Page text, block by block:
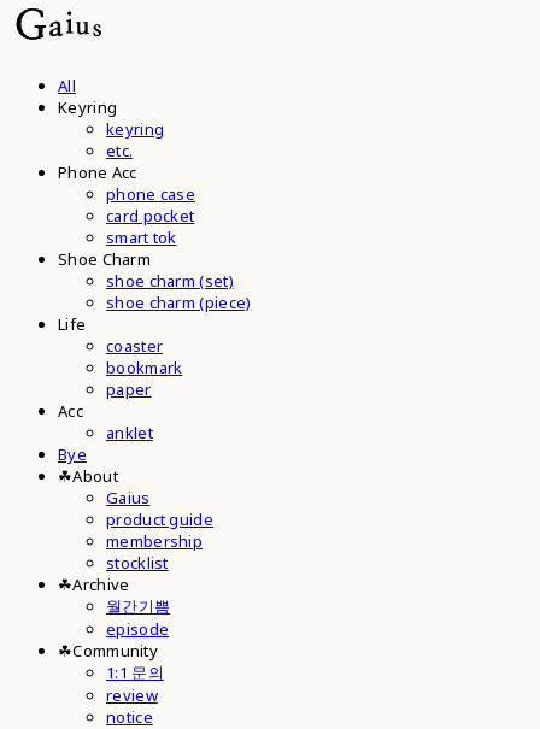
All
Keyring
keyring
etc.
Phone Acc
phone case
card pocket
smart tok
Shoe Charm
shoe charm (set)
shoe charm (piece)
Life
coaster
bookmark
paper
Acc
anklet
Bye
☘︎About
Gaius
product guide
membership
stocklist
☘︎Archive
월간기쁨
episode
☘︎Community
1:1 문의
review
notice